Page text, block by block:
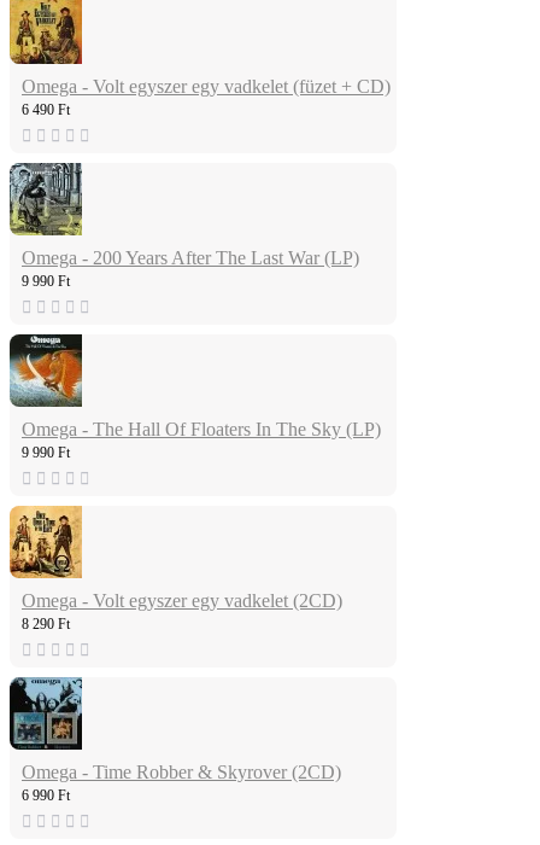
Omega - Volt egyszer egy vadkelet (füzet + CD)
6 490 Ft
Omega - 200 Years After The Last War (LP)
9 990 Ft
Omega - The Hall Of Floaters In The Sky (LP)
9 990 Ft
Omega - Volt egyszer egy vadkelet (2CD)
8 290 Ft
Omega - Time Robber & Skyrover (2CD)
6 990 Ft